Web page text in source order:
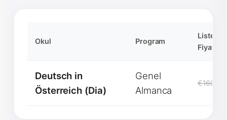
Okul Program
Liste
Fiyatı
Deutsch in
Österreich (Dia)
Genel
Almanca
€1600